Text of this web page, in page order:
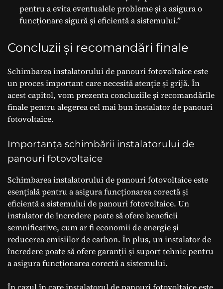
pentru a evita eventualele probleme și a asigura o
funcționare sigură și eficientă a sistemului.”
Concluzii și recomandări finale
Schimbarea instalatorului de panouri fotovoltaice este
un proces important care necesită atenție și grijă. În
acest capitol, vom prezenta concluziile și recomandările
finale pentru alegerea cel mai bun instalator de panouri
fotovoltaice.
Importanța schimbării instalatorului de
panouri fotovoltaice
Schimbarea instalatorului de panouri fotovoltaice este
esențială pentru a asigura funcționarea corectă și
eficientă a sistemului de panouri fotovoltaice. Un
instalator de încredere poate să ofere beneficii
semnificative, cum ar fi economii de energie și
reducerea emisiilor de carbon. În plus, un instalator de
încredere poate să ofere garanții și suport tehnic pentru
a asigura funcționarea corectă a sistemului.